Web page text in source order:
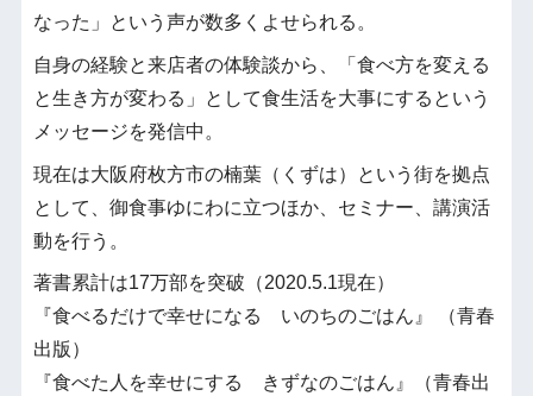
なった」という声が数多くよせられる。
自身の経験と来店者の体験談から、「食べ方を変える
と生き方が変わる」として食生活を大事にするという
メッセージを発信中。
現在は大阪府枚方市の楠葉（くずは）という街を拠点
として、御食事ゆにわに立つほか、セミナー、講演活
動を行う。
著書累計は17万部を突破（2020.5.1現在）
『食べるだけで幸せになる いのちのごはん』 （青春
出版）
『食べた人を幸せにする きずなのごはん』（青春出